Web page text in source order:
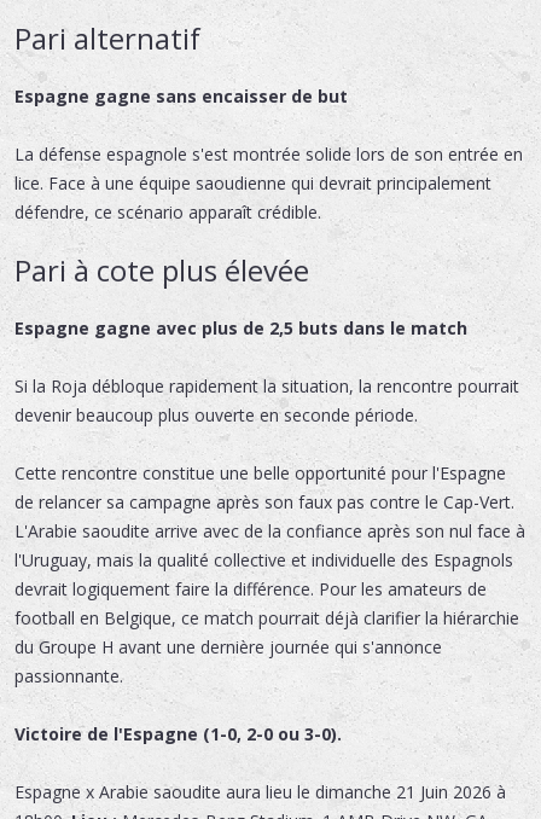
Pari alternatif
Espagne gagne sans encaisser de but
La défense espagnole s'est montrée solide lors de son entrée en
lice. Face à une équipe saoudienne qui devrait principalement
défendre, ce scénario apparaît crédible.
Pari à cote plus élevée
Espagne gagne avec plus de 2,5 buts dans le match
Si la Roja débloque rapidement la situation, la rencontre pourrait
devenir beaucoup plus ouverte en seconde période.
Cette rencontre constitue une belle opportunité pour l'Espagne
de relancer sa campagne après son faux pas contre le Cap-Vert.
L'Arabie saoudite arrive avec de la confiance après son nul face à
l'Uruguay, mais la qualité collective et individuelle des Espagnols
devrait logiquement faire la différence. Pour les amateurs de
football en Belgique, ce match pourrait déjà clarifier la hiérarchie
du Groupe H avant une dernière journée qui s'annonce
passionnante.
Victoire de l'Espagne (1-0, 2-0 ou 3-0).
Espagne x Arabie saoudite aura lieu le dimanche 21 Juin 2026 à